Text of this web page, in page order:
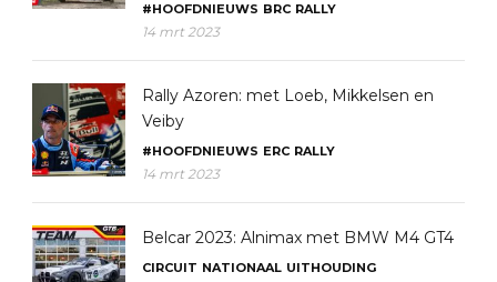
#HOOFDNIEUWS BRC RALLY
14 mrt 2023
Rally Azoren: met Loeb, Mikkelsen en
Veiby
#HOOFDNIEUWS ERC RALLY
14 mrt 2023
Belcar 2023: Alnimax met BMW M4 GT4
CIRCUIT NATIONAAL UITHOUDING